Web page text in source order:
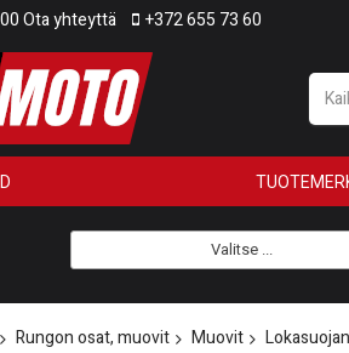
Ota yhteyttä +372 655 73 60
Valitse ...
Rungon osat, muovit Muovit